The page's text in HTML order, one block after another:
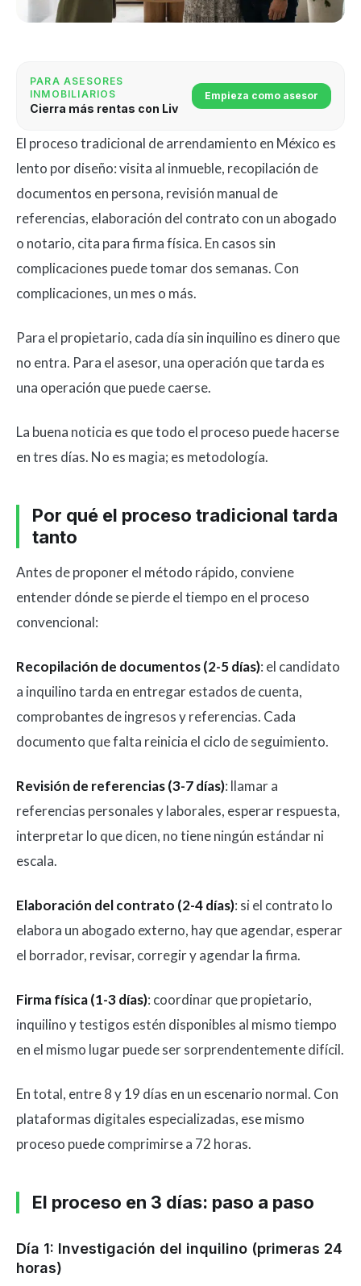
El proceso tradicional de arrendamiento en México es
lento por diseño: visita al inmueble, recopilación de
documentos en persona, revisión manual de
referencias, elaboración del contrato con un abogado
o notario, cita para firma física. En casos sin
complicaciones puede tomar dos semanas. Con
complicaciones, un mes o más.
Para el propietario, cada día sin inquilino es dinero que
no entra. Para el asesor, una operación que tarda es
una operación que puede caerse.
La buena noticia es que todo el proceso puede hacerse
en tres días. No es magia; es metodología.
Por qué el proceso tradicional tarda
tanto
Antes de proponer el método rápido, conviene
entender dónde se pierde el tiempo en el proceso
convencional:
Recopilación de documentos (2-5 días): el candidato
a inquilino tarda en entregar estados de cuenta,
comprobantes de ingresos y referencias. Cada
documento que falta reinicia el ciclo de seguimiento.
Revisión de referencias (3-7 días): llamar a
referencias personales y laborales, esperar respuesta,
interpretar lo que dicen, no tiene ningún estándar ni
escala.
Elaboración del contrato (2-4 días): si el contrato lo
elabora un abogado externo, hay que agendar, esperar
el borrador, revisar, corregir y agendar la firma.
Firma física (1-3 días): coordinar que propietario,
inquilino y testigos estén disponibles al mismo tiempo
en el mismo lugar puede ser sorprendentemente difícil.
En total, entre 8 y 19 días en un escenario normal. Con
plataformas digitales especializadas, ese mismo
proceso puede comprimirse a 72 horas.
El proceso en 3 días: paso a paso
Día 1: Investigación del inquilino (primeras 24
horas)
PARA ASESORES
INMOBILIARIOS
Cierra más rentas con Liv
Empieza como asesor